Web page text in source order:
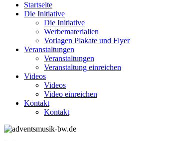
Startseite
Die Initiative
Die Initiative
Werbematerialien
Vorlagen Plakate und Flyer
Veranstaltungen
Veranstaltungen
Veranstaltung einreichen
Videos
Videos
Video einreichen
Kontakt
Kontakt